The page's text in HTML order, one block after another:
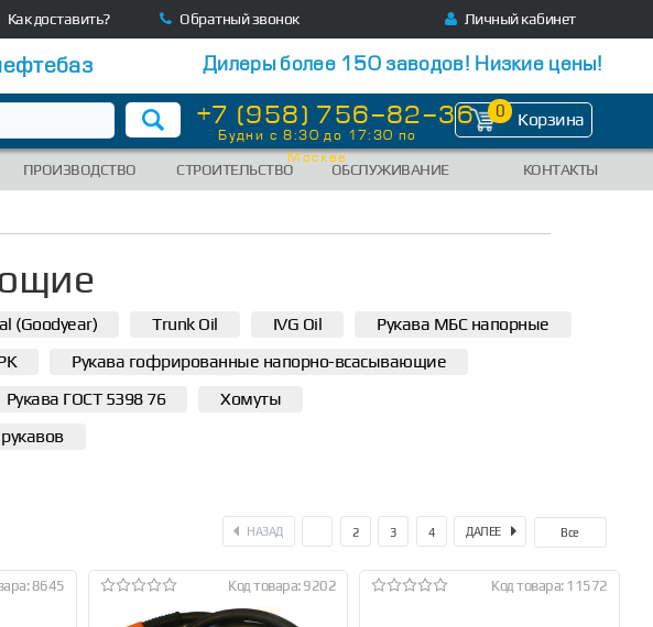
Как доставить? Обратный звонок Личный кабинет
Дилеры более 150 заводов! Низкие цены!
+7 (958) 756-82-36
Будни с 8:30 до 17:30 по
Москве
0 Корзина
ПРОИЗВОДСТВО СТРОИТЕЛЬСТВО ОБСЛУЖИВАНИЕ КОНТАКТЫ
(Goodyear) Trunk Oil IVG Oil
Рукава МБС напорные
Рукава гофрированные напорно-всасывающие
Рукава ГОСТ 5398 76
Хомуты
НАЗАД 2 3 4 ДАЛЕЕ Все
8645 Код товара: 9202 Код товара: 11572